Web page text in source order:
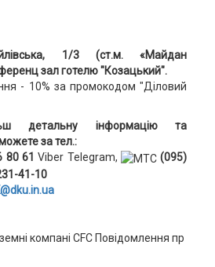
1/3 (ст.м. «Майдан
зал готелю "Козацький".
- 10% за промокодом "Діловий
детальну інформацію та
за тел.:
80 61Viber Telegram,
(095)
41-10